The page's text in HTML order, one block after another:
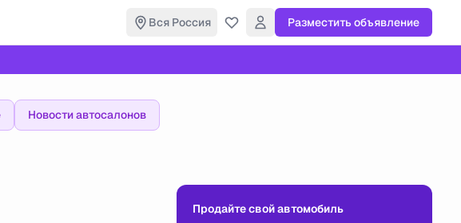
Вся Россия Разместить объявление
Новости автосалонов
Продайте свой автомобиль